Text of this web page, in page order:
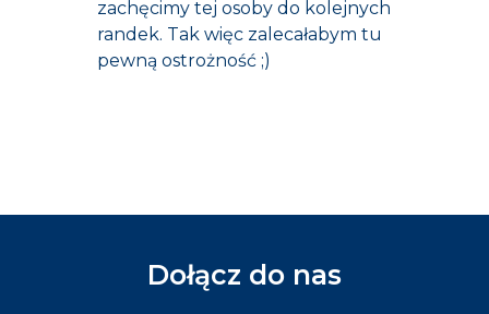
zachęcimy tej osoby do kolejnych
randek. Tak więc zalecałabym tu
pewną ostrożność ;)
Dołącz do nas